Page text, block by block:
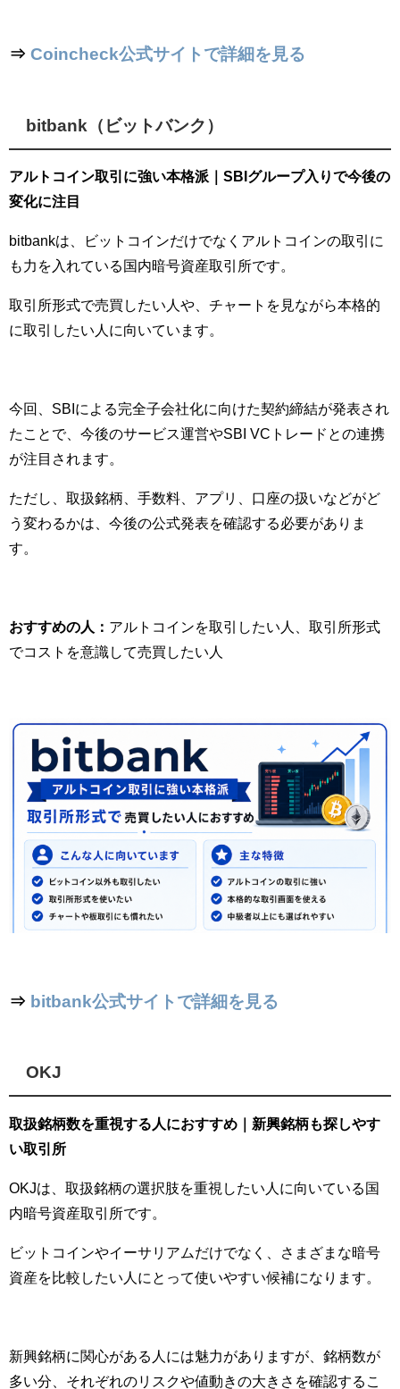
⇒ Coincheck公式サイトで詳細を見る
bitbank（ビットバンク）
アルトコイン取引に強い本格派｜SBIグループ入りで今後の
変化に注目
bitbankは、ビットコインだけでなくアルトコインの取引に
も力を入れている国内暗号資産取引所です。
取引所形式で売買したい人や、チャートを見ながら本格的
に取引したい人に向いています。
今回、SBIによる完全子会社化に向けた契約締結が発表され
たことで、今後のサービス運営やSBI VCトレードとの連携
が注目されます。
ただし、取扱銘柄、手数料、アプリ、口座の扱いなどがど
う変わるかは、今後の公式発表を確認する必要がありま
す。
おすすめの人： アルトコインを取引したい人、取引所形式
でコストを意識して売買したい人
⇒ bitbank公式サイトで詳細を見る
OKJ
取扱銘柄数を重視する人におすすめ｜新興銘柄も探しやす
い取引所
OKJは、取扱銘柄の選択肢を重視したい人に向いている国
内暗号資産取引所です。
ビットコインやイーサリアムだけでなく、さまざまな暗号
資産を比較したい人にとって使いやすい候補になります。
新興銘柄に関心がある人には魅力がありますが、銘柄数が
多い分、それぞれのリスクや値動きの大きさを確認するこ